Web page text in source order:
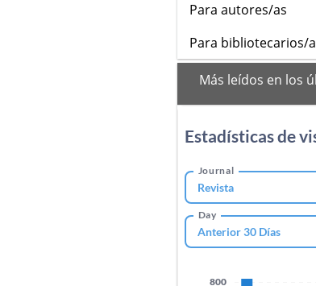
Para autores/as
Para bibliotecarios/
mas_vistos
Más leídos en los